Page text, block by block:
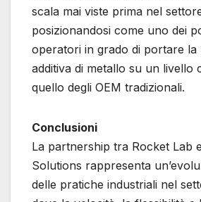
scala mai viste prima nel
posizionandosi come uno dei
operatori in grado di portare la
additiva di metallo su un livello
quello degli OEM tradizionali.
Conclusioni
La partnership tra Rocket Lab
Solutions rappresenta
delle pratiche industriali nel